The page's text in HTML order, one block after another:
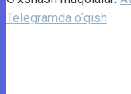
Telegramda o‘qish